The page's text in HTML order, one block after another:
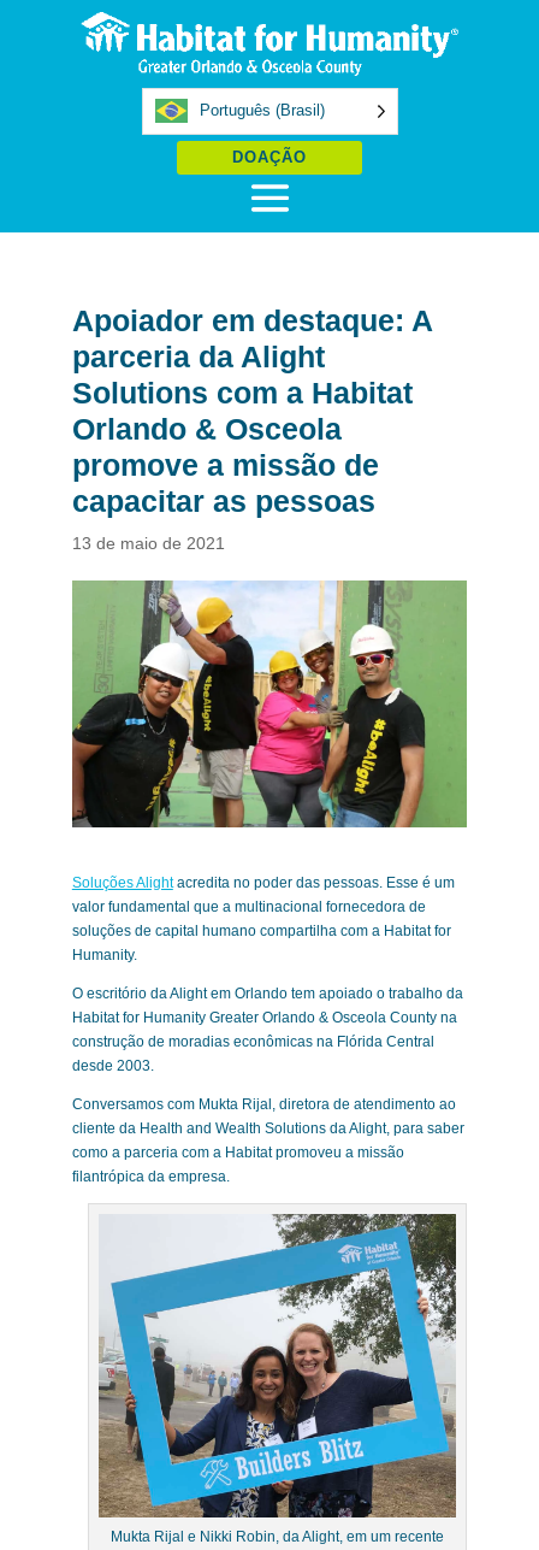
Português (Brasil)
DOAÇÃO
Apoiador em destaque: A
parceria da Alight
Solutions com a Habitat
Orlando & Osceola
promove a missão de
capacitar as pessoas
13 de maio de 2021
Soluções Alightacredita no poder das pessoas. Esse é um
valor fundamental que a multinacional fornecedora de
soluções de capital humano compartilha com a Habitat for
Humanity.
O escritório da Alight em Orlando tem apoiado o trabalho da
Habitat for Humanity Greater Orlando & Osceola County na
construção de moradias econômicas na Flórida Central
desde 2003.
Conversamos com Mukta Rijal, diretora de atendimento ao
cliente da Health and Wealth Solutions da Alight, para saber
como a parceria com a Habitat promoveu a missão
filantrópica da empresa.
Mukta Rijal e Nikki Robin, da Alight, em um recente